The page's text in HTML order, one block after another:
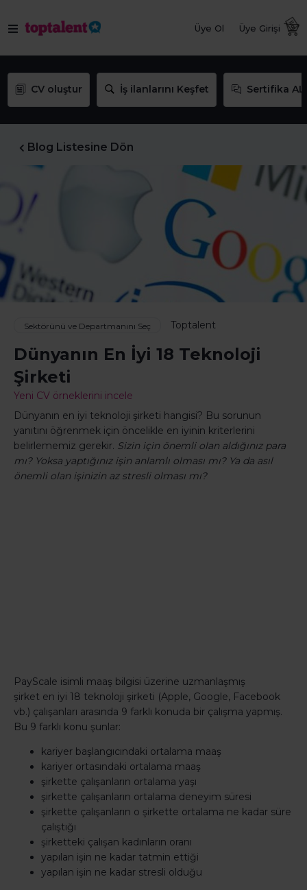
Üye Ol Üye Girişi
CV oluştur İş ilanlarını Keşfet Sertifika AL
Blog Listesine Dön
Sektörünü ve Departmanını Seç Toptalent
Dünyanın En İyi 18 Teknoloji
Şirketi
Yeni CV örneklerini incele
Dünyanın en iyi teknoloji şirketi hangisi? Bu sorunun
yanıtını öğrenmek için öncelikle en iyinin kriterlerini
belirlememiz gerekir. Sizin için önemli olan aldığınız para
mı? Yoksa yaptığınız işin anlamlı olması mı? Ya da asıl
önemli olan işinizin az stresli olması mı?
PayScale isimli maaş bilgisi üzerine uzmanlaşmış
şirket en iyi 18 teknoloji şirketi (Apple, Google, Facebook
vb.) çalışanları arasında 9 farklı konuda bir çalışma yapmış.
Bu 9 farklı konu şunlar:
kariyer başlangıcındaki ortalama maaş
kariyer ortasındaki ortalama maaş
şirkette çalışanların ortalama yaşı
şirkette çalışanların ortalama deneyim süresi
şirkette çalışanların o şirkette ortalama ne kadar süre
çalıştığı
şirketteki çalışan kadınların oranı
yapılan işin ne kadar tatmin ettiği
yapılan işin ne kadar stresli olduğu